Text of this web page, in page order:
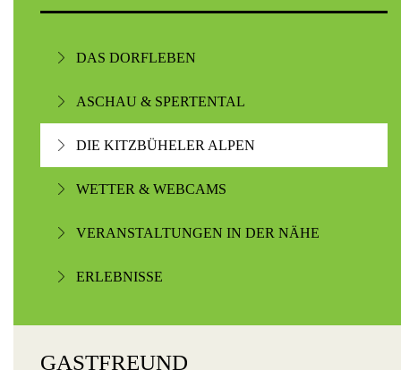
DAS DORFLEBEN
ASCHAU & SPERTENTAL
DIE KITZBÜHELER ALPEN
WETTER & WEBCAMS
VERANSTALTUNGEN IN DER NÄHE
ERLEBNISSE
GASTFREUND